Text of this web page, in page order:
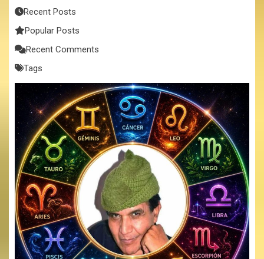
Recent Posts
Popular Posts
Recent Comments
Tags